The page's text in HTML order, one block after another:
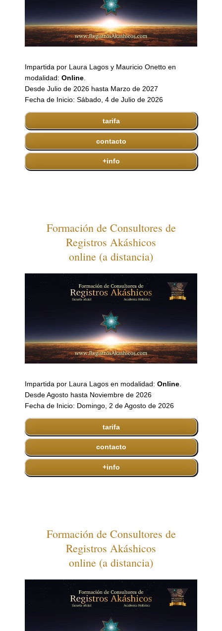
Impartida por Laura Lagos y Mauricio Onetto en
modalidad: Online.
Desde Julio de 2026 hasta Marzo de 2027
Fecha de Inicio: Sábado, 4 de Julio de 2026
tarifa
contacto
+info
Formación de Consultores de
Registros Akáshicos
online (a distancia)
Impartida por Laura Lagos en modalidad: Online
Desde Agosto hasta Noviembre de 2026
Fecha de Inicio: Domingo, 2 de Agosto de 2026
tarifa
contacto
+info
Formación de Consultores de
Registros Akáshicos
online (a distancia)